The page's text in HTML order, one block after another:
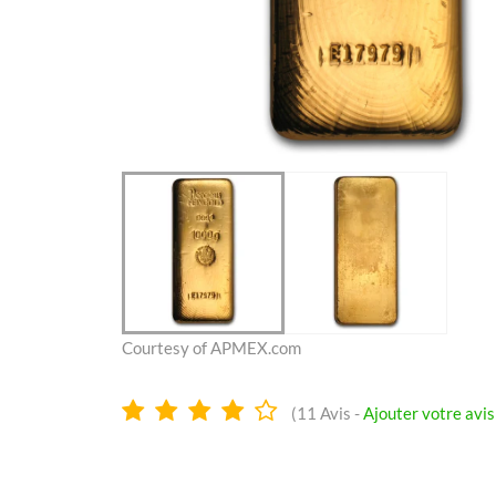
Courtesy of APMEX.com
3.9
(11 Avis - Ajouter votre avis